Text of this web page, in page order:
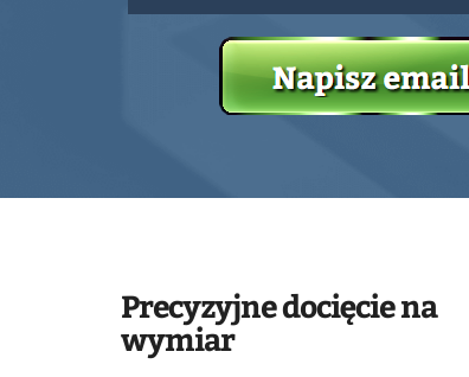
Precyzyjne docięcie na
wymiar